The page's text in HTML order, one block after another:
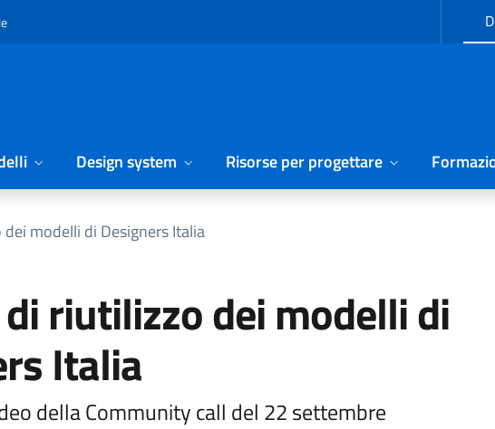
Design system Risorse per progettare
dei modelli di Designers Italia
riutilizzo dei modelli di
Italia
della Community call del 22 settembre